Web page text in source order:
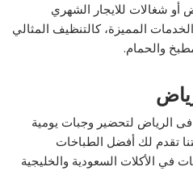
أو شغالات للايجار الشهري
المميزة، كالتنظيف المثالي
والحمام.
الرياض لتحضير وجبات يومية
تقدم لك أفضل الطباخات
في الأكلات السعودية والخليجية